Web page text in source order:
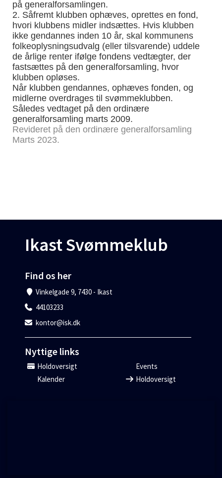
på generalforsamlingen.
2. Såfremt klubben ophæves, oprettes en fond,
hvori klubbens midler indsættes. Hvis klubben
ikke gendannes inden 10 år, skal kommunens
folkeoplysningsudvalg (eller tilsvarende) uddele
de årlige renter ifølge fondens vedtægter, der
fastsættes på den generalforsamling, hvor
klubben opløses.
Når klubben gendannes, ophæves fonden, og
midlerne overdrages til svømmeklubben.
Således vedtaget på den ordinære
generalforsamling marts 2009.
Revideret på den ordinære generalforsamling
Marts 2023.
Ikast Svømmeklub
Find os her
Vinkelgade 9, 7430 - Ikast
44103233
kontor@isk.dk
Nyttige links
Holdoversigt
Events
Kalender
Holdoversigt